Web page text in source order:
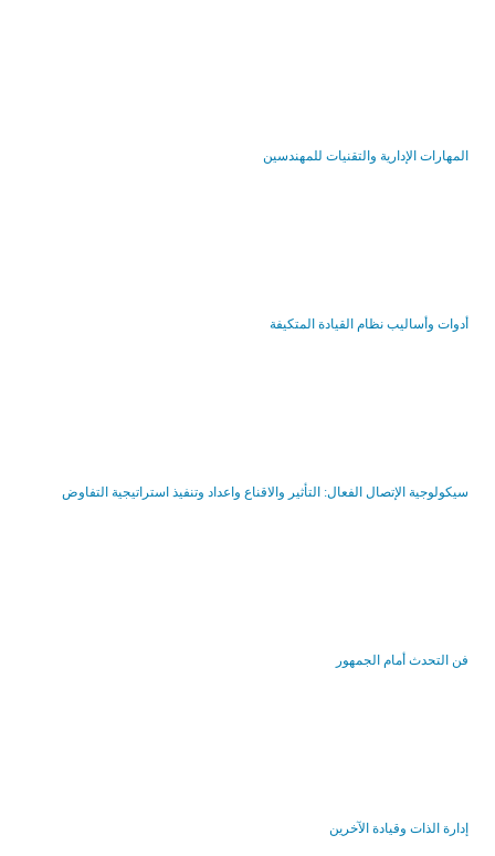
المهارات الإدارية والتقنيات للمهندسين
أدوات وأساليب نظام القيادة المتكيفة
سيكولوجية الإتصال الفعال: التأثير والاقناع واعداد وتنفيذ استراتيجية التفاوض
فن التحدث أمام الجمهور
إدارة الذات وقيادة الآخرين